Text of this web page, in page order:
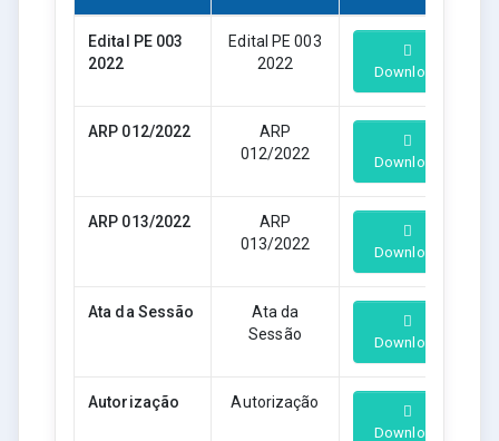
Edital PE 003
2022
Edital PE 003
2022
Download
ARP 012/2022
ARP
012/2022
Download
ARP 013/2022
ARP
013/2022
Download
Ata da Sessão
Ata da
Sessão
Download
Autorização Autorização
Download